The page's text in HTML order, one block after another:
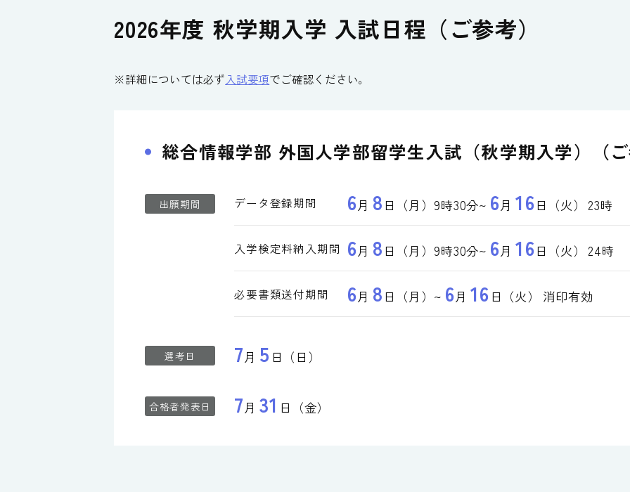
2026年度 秋学期入学 入試日程（ご参考）
※詳細については必ず入試要項でご確認ください。
総合情報学部 外国人学部留学生入試（秋学期入学）（
出願期間 データ登録期間 6月 8 日（月） 9時30分~ 6月16 日（火） 23時
入学検定料納入期間 6月 8 日（月） 9時30分~ 6月16 日（火） 24時
必要書類送付期間 6月 8 日（月） ~ 6月 16 日（火） 消印有効
選考日 7月 5 日（日）
合格者発表日 7月31 日（金）